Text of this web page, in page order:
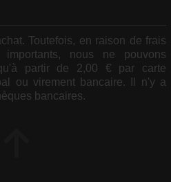
Toutefois, en raison de frais
nous ne pouvons
partir de 2,00 € par carte
ou virement bancaire. Il n'y a
bancaires.